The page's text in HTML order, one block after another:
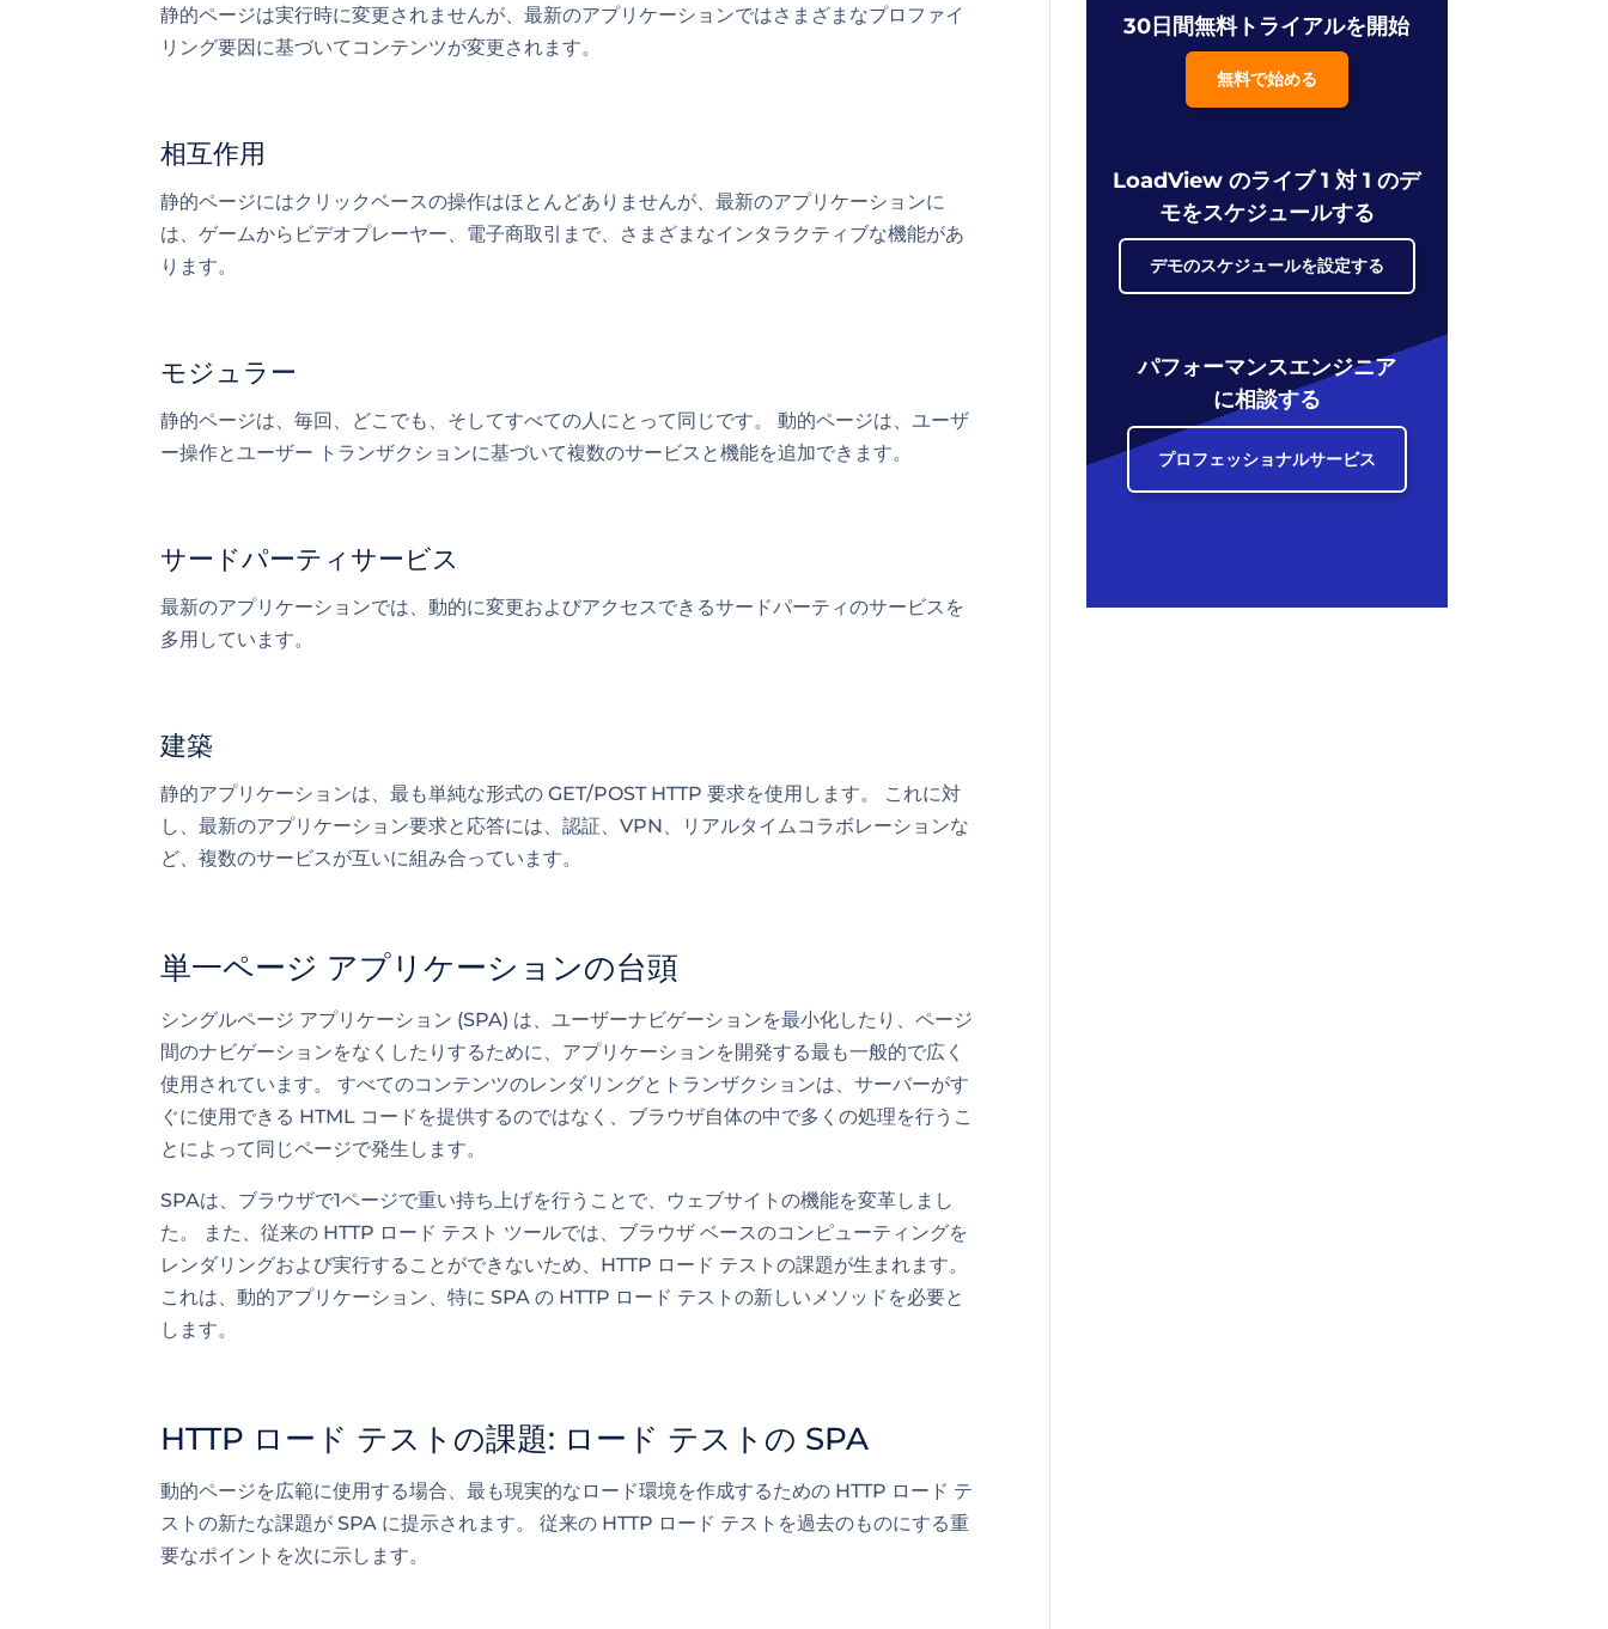
静的ページは実行時に変更されませんが、最新のアプリケーションではさまざまなプロファイ
リング要因に基づいてコンテンツが変更されます。
相互作用
静的ページにはクリックベースの操作はほとんどありませんが、最新のアプリケーションに
は、ゲームからビデオプレーヤー、電子商取引まで、さまざまなインタラクティブな機能があ
ります。
モジュラー
静的ページは、毎回、どこでも、そしてすべての人にとって同じです。 動的ページは、ユーザ
ー操作とユーザー トランザクションに基づいて複数のサービスと機能を追加できます。
サードパーティサービス
最新のアプリケーションでは、動的に変更およびアクセスできるサードパーティのサービスを
多用しています。
建築
静的アプリケーションは、最も単純な形式の GET/POST HTTP 要求を使用します。 これに対
し、最新のアプリケーション要求と応答には、認証、VPN、リアルタイムコラボレーションな
ど、複数のサービスが互いに組み合っています。
単一ページ アプリケーションの台頭
シングルページ アプリケーション (SPA) は、ユーザーナビゲーションを最小化したり、ページ
間のナビゲーションをなくしたりするために、アプリケーションを開発する最も一般的で広く
使用されています。 すべてのコンテンツのレンダリングとトランザクションは、サーバーがす
ぐに使用できる HTML コードを提供するのではなく、ブラウザ自体の中で多くの処理を行うこ
とによって同じページで発生します。
SPAは、ブラウザで1ページで重い持ち上げを行うことで、ウェブサイトの機能を変革しまし
た。 また、従来の HTTP ロード テスト ツールでは、ブラウザ ベースのコンピューティングを
レンダリングおよび実行することができないため、HTTP ロード テストの課題が生まれます。
これは、動的アプリケーション、特に SPA の HTTP ロード テストの新しいメソッドを必要と
します。
HTTP ロード テストの課題: ロード テストの SPA
動的ページを広範に使用する場合、最も現実的なロード環境を作成するための HTTP ロード テ
ストの新たな課題が SPA に提示されます。 従来の HTTP ロード テストを過去のものにする重
要なポイントを次に示します。
30日間無料トライアルを開始
無料で始める
LoadView のライブ 1 対 1 のデ
モをスケジュールする
デモのスケジュールを設定する
パフォーマンスエンジニア
に相談する
プロフェッショナルサービス